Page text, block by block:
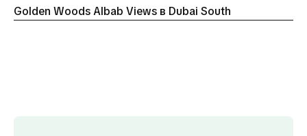
Golden Woods Albab Views в Dubai South